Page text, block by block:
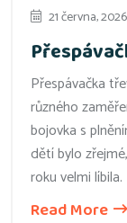
21 června, 2026
Přespávačka
různého
bojovka s
dětí bylo
roku velmi líbila.
Read More